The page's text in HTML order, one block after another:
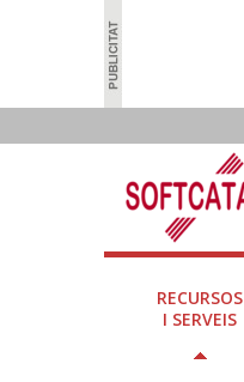
RECURSOS
I SERVEIS